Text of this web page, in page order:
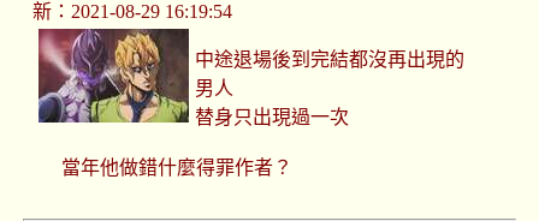
新：2021-08-29 16:19:54
中途退場後到完結都沒再出現的
男人
替身只出現過一次
當年他做錯什麼得罪作者？